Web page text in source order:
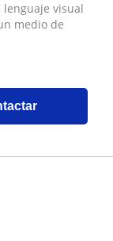
lenguaje visual
medio de